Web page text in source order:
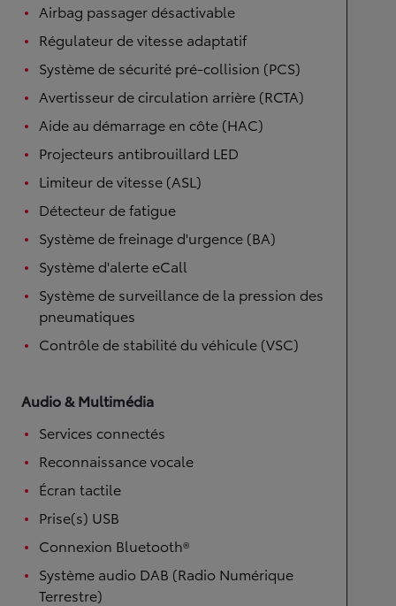
Airbag passager désactivable
Régulateur de vitesse adaptatif
Système de sécurité pré-collision (PCS)
Avertisseur de circulation arrière (RCTA)
Aide au démarrage en côte (HAC)
Projecteurs antibrouillard LED
Limiteur de vitesse (ASL)
Détecteur de fatigue
Système de freinage d'urgence (BA)
Système d'alerte eCall
Système de surveillance de la pression des
pneumatiques
Contrôle de stabilité du véhicule (VSC)
Audio & Multimédia
Services connectés
Reconnaissance vocale
Écran tactile
Prise(s) USB
Connexion Bluetooth®
Système audio DAB (Radio Numérique
Terrestre)